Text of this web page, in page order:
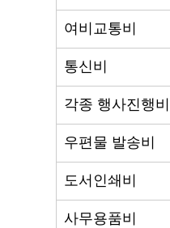
여비교통비
통신비
각종 행사진행비
우편물 발송비
도서인쇄비
사무용품비